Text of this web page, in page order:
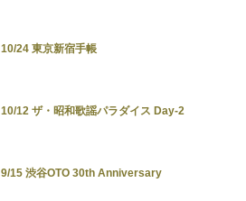
10/24 東京新宿手帳
10/12 ザ・昭和歌謡パラダイス Day-2
9/15 渋谷OTO 30th Anniversary